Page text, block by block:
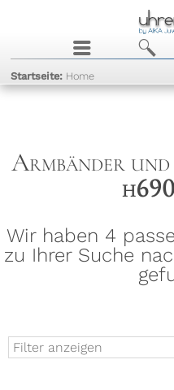
j b
Startseite: Home
Armbänder
Wir haben 4
zu Ihrer Suche
Filter anzeigen